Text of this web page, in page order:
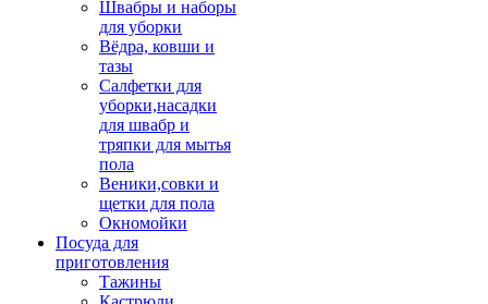
Швабры и наборы
для уборки
Вёдра, ковши и
тазы
Салфетки для
уборки,насадки
для швабр и
тряпки для мытья
пола
Веники,совки и
щетки для пола
Окномойки
Посуда для
приготовления
Тажины